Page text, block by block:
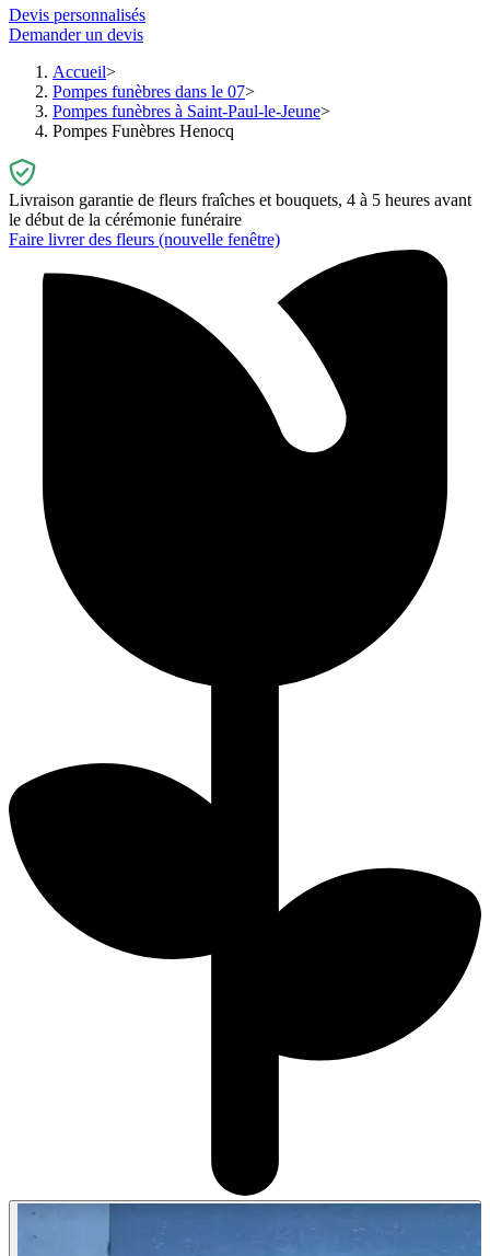
Devis personnalisés
Demander un devis
Accueil
Pompes funèbres dans le 07
Pompes funèbres à Saint-Paul-le-Jeune
Pompes Funèbres Henocq
Livraison garantie de fleurs fraîches et bouquets, 4 à 5 heures avant
le début de la cérémonie funéraire
Faire livrer des fleurs (nouvelle fenêtre)